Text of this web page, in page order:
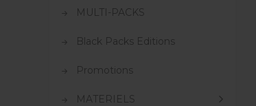
MULTI-PACKS
Black Packs Editions
Promotions
MATERIELS